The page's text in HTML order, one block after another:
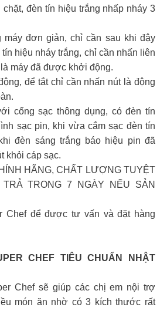
đèn tín hiệu trắng nhấp nháy 3
máy đơn giản, chỉ cần sau khi đậy
hiệu nháy trắng, chỉ cần nhấn liên
máy đã được khởi động.
để tắt chỉ cần nhấn nút là động
cổng sạc thông dụng, có đèn tín
sạc pin, khi vừa cắm sạc đèn tín
đèn sáng trắng báo hiệu pin đã
khỏi cáp sạc.
HÃNG, CHẤT LƯỢNG TUYỆT
TRONG 7 NGÀY NẾU SẢN
Chef để được tư vấn và đặt hàng
CHEF TIÊU CHUẨN NHẬT
Chef sẽ giúp các chị em nội trợ
món ăn nhờ có 3 kích thước rất